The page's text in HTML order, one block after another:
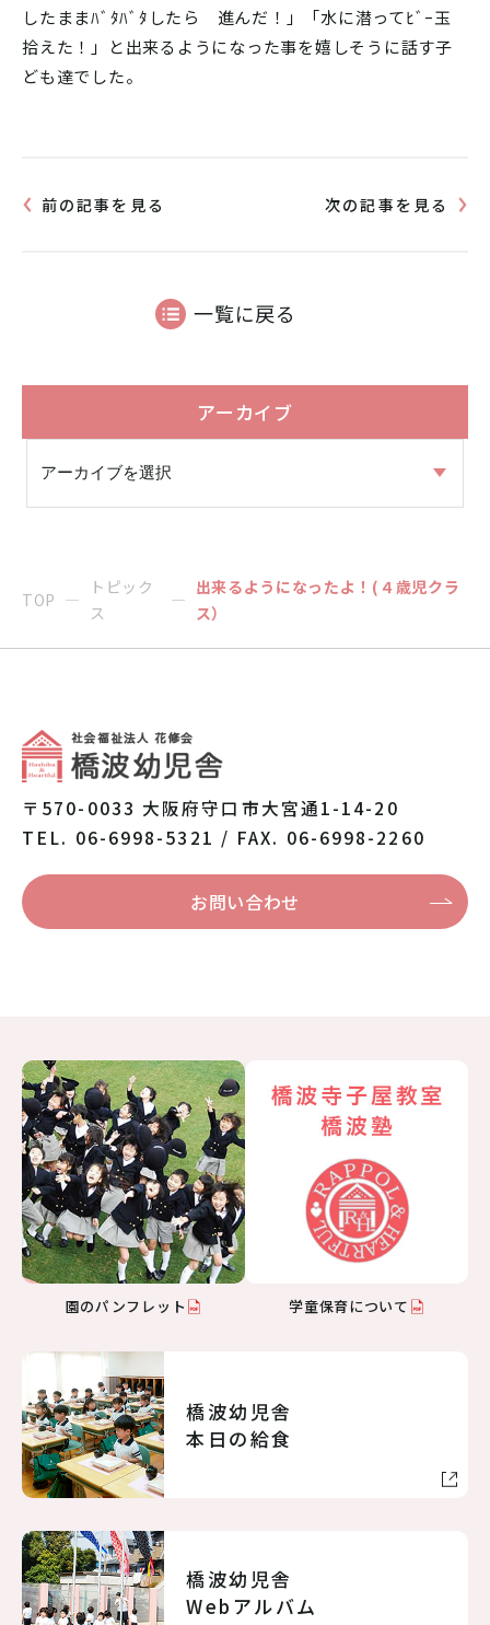
したままﾊﾞﾀﾊﾞﾀしたら 進んだ！」「水に潜ってﾋﾞｰ玉
拾えた！」と出来るようになった事を嬉しそうに話す子
ども達でした。
前の記事を見る 次の記事を見る
一覧に戻る
アーカイブ
TOP
トピック
ス
出来るようになったよ！(４歳児クラ
ス）
〒570-0033 大阪府守口市大宮通1-14-20
TEL. 06-6998-5321 / FAX. 06-6998-2260
お問い合わせ
園のパンフレット 学童保育について
橋波幼児舎
本日の給食
橋波幼児舎
Webアルバム